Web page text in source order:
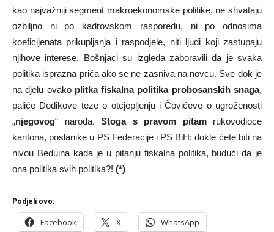
kao najvažniji segment makroekonomske politike, ne shvataju
ozbiljno ni po kadrovskom rasporedu, ni po odnosima
koeficijenata prikupljanja i raspodjele, niti ljudi koji zastupaju
njihove interese. Bošnjaci su izgleda zaboravili da je svaka
politika isprazna priča ako se ne zasniva na novcu. Sve dok je
na djelu ovako plitka fiskalna politika probosanskih snaga,
paliće Dodikove teze o otcjepljenju i Čovićeve o ugroženosti
„njegovog“ naroda. Stoga s pravom pitamrukovodioce
kantona, poslanike u PS Federacije i PS BiH: dokle ćete biti na
nivou Beduina kada je u pitanju fiskalna politika, budući da je
ona politika svih politika?! (*)
Podjeli ovo:
Facebook X WhatsApp